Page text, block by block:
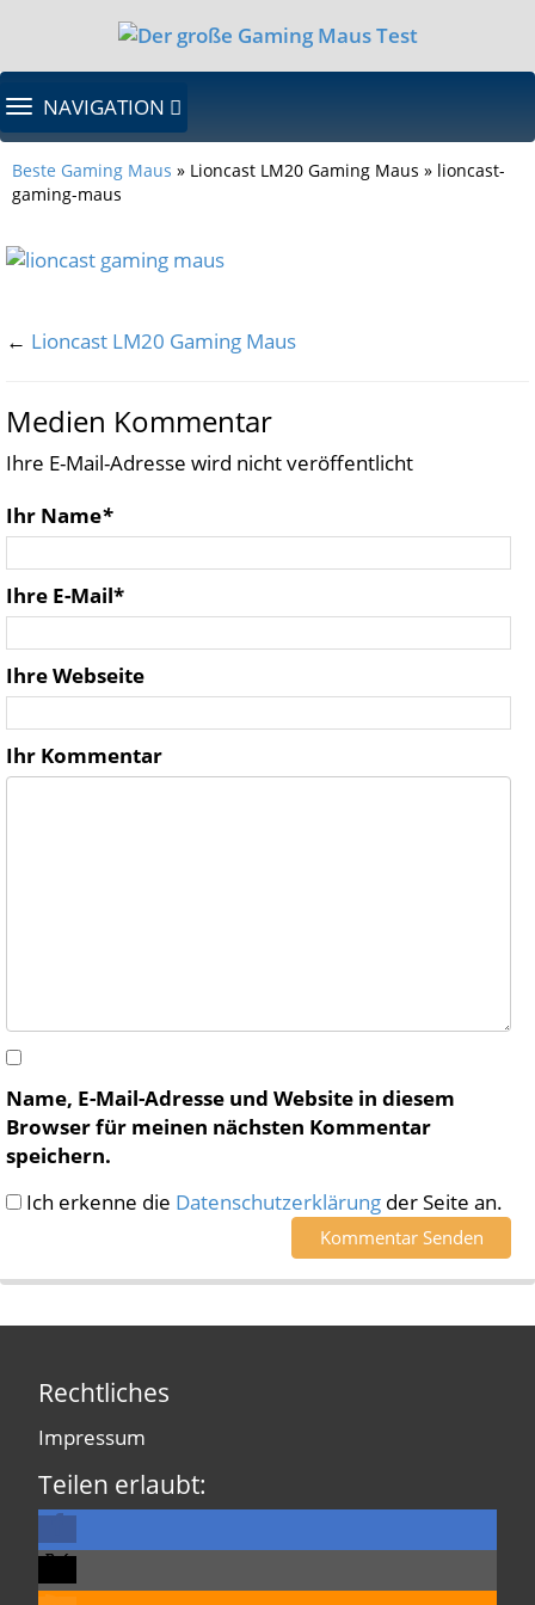
TOGGLE
NAVIGATION
NAVIGATION
Beste Gaming Maus » Lioncast LM20 Gaming Maus » lioncast-
gaming-maus
← Lioncast LM20 Gaming Maus
Medien Kommentar
Ihre E-Mail-Adresse wird nicht veröffentlicht
Ihr Name*
Ihre E-Mail*
Ihre Webseite
Ihr Kommentar
Name, E-Mail-Adresse und Website in diesem
Browser für meinen nächsten Kommentar
speichern.
Ich erkenne die Datenschutzerklärung der Seite an.
Rechtliches
Impressum
Teilen erlaubt: